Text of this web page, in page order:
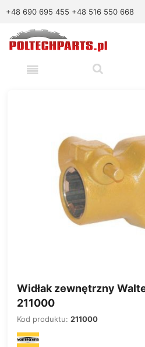
+48 690 695 455 +48 516 550 668
Widłak zewnętrzny
211000
Kod produktu: 211000